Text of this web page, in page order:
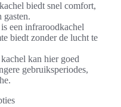
biedt snel comfort,
gasten.
een infraroodkachel
biedt zonder de lucht te
kan hier goed
gebruiksperiodes,